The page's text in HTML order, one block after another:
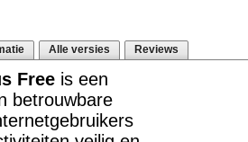
Alle versies Reviews
Free is een
betrouwbare